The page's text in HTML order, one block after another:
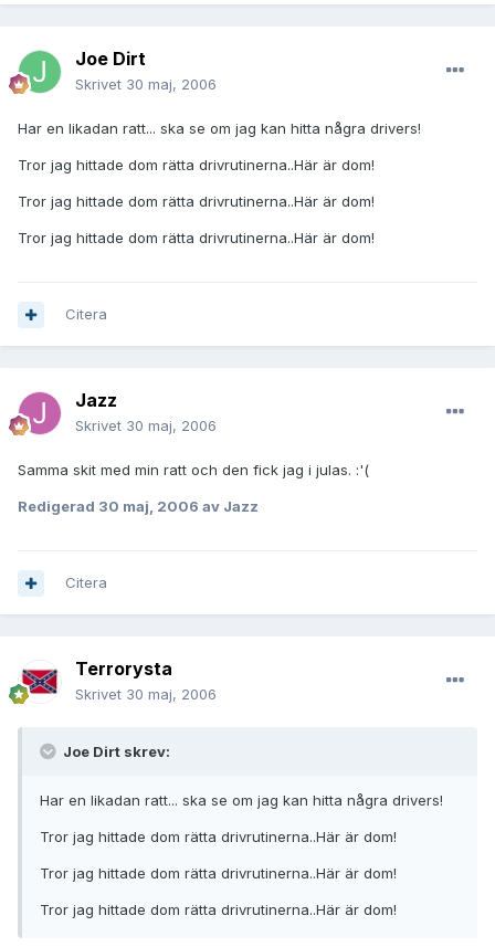
Joe Dirt
Skrivet 30 maj, 2006
Har en likadan ratt... ska se om jag kan hitta några drivers!
Tror jag hittade dom rätta drivrutinerna..Här är dom!
Tror jag hittade dom rätta drivrutinerna..Här är dom!
Tror jag hittade dom rätta drivrutinerna..Här är dom!
Citera
Jazz
Skrivet 30 maj, 2006
Samma skit med min ratt och den fick jag i julas. :'(
Redigerad 30 maj, 2006 av Jazz
Citera
Terrorysta
Skrivet 30 maj, 2006
Joe Dirt skrev:
Har en likadan ratt... ska se om jag kan hitta några drivers!
Tror jag hittade dom rätta drivrutinerna..Här är dom!
Tror jag hittade dom rätta drivrutinerna..Här är dom!
Tror jag hittade dom rätta drivrutinerna..Här är dom!